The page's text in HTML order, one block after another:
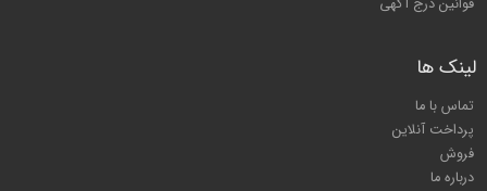
قوانین درج آگهی
لینک ها
تماس با ما
پرداخت آنلاین
فروش
درباره ما